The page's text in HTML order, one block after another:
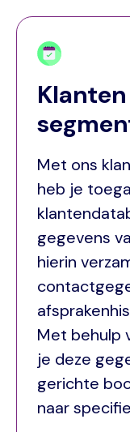
Met ons
heb je
gegevens
hierin
Met behulp
je deze
gerichte
naar